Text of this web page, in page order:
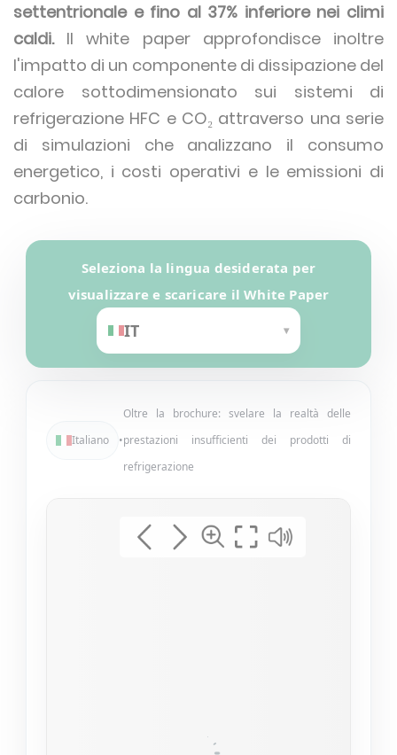
settentrionale e fino al 37% inferiore nei climi
caldi.Il white paper approfondisce inoltre
l'impatto di un componente di dissipazione del
calore sottodimensionato sui sistemi di
refrigerazione HFC e CO₂ attraverso una serie
di simulazioni che analizzano il consumo
energetico, i costi operativi e le emissioni di
carbonio.
Seleziona la lingua desiderata per
visualizzare e scaricare il White Paper
IT ▾
Italiano •
Oltre la brochure: svelare la realtà delle
prestazioni insufficienti dei prodotti di
refrigerazione